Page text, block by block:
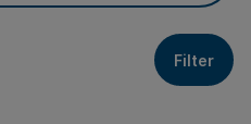
Filter